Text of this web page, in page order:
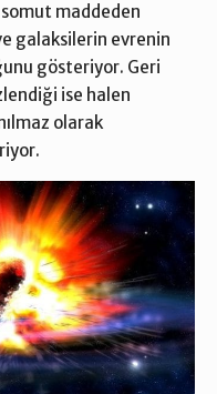
maddeden
galaksilerin evrenin
gösteriyor. Geri
ise halen
olarak